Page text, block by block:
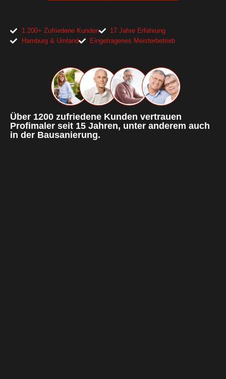
1.200+ Zufriedene Kunden
17 Jahre Erfahrung
Hamburg & Umland
Eingetragenes Meisterbetrieb
Über 1200 zufriedene Kunden vertrauen
Profimaler seit 15 Jahren, unter anderem auch
in der Bausanierung.